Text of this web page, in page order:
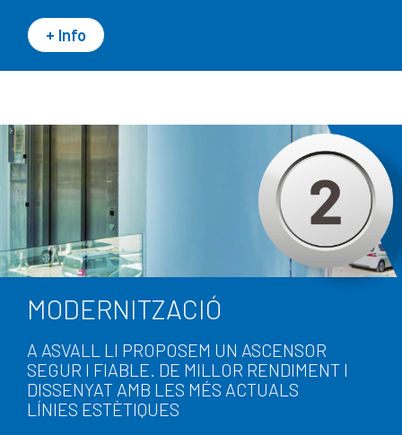
+ Info
MODERNITZACIÓ
A ASVALL LI PROPOSEM UN ASCENSOR
SEGUR I FIABLE. DE MILLOR RENDIMENT I
DISSENYAT AMB LES MÉS ACTUALS
LÍNIES ESTÈTIQUES